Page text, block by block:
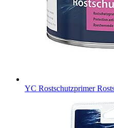
YC Rostschutzprimer